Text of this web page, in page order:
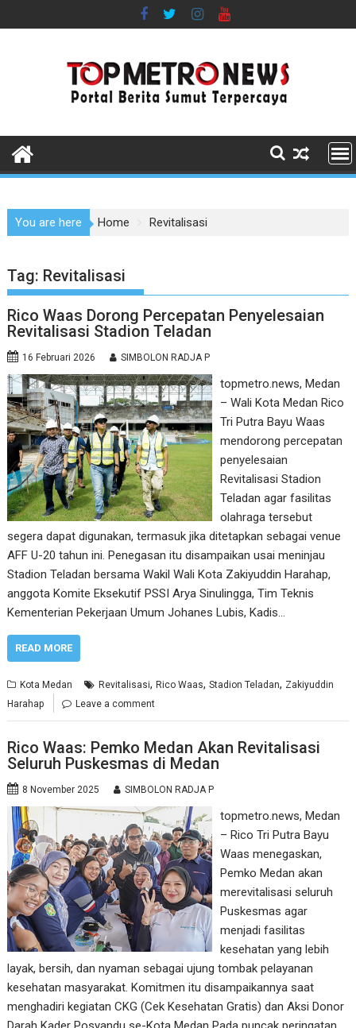
to
You are here Home Revitalisasi
Tag: Revitalisasi
Rico Waas Dorong Percepatan Penyelesaian
Revitalisasi Stadion Teladan
16 Februari 2026 SIMBOLON RADJA P
topmetro.news, Medan
– Wali Kota Medan Rico
Tri Putra Bayu Waas
mendorong percepatan
penyelesaian
Revitalisasi Stadion
Teladan agar fasilitas
olahraga tersebut
segera dapat digunakan, termasuk jika ditetapkan sebagai venue
AFF U-20 tahun ini. Penegasan itu disampaikan usai meninjau
Stadion Teladan bersama Wakil Wali Kota Zakiyuddin Harahap,
anggota Komite Eksekutif PSSI Arya Sinulingga, Tim Teknis
Kementerian Pekerjaan Umum Johanes Lubis, Kadis…
READ MORE
Kota Medan Revitalisasi,Rico Waas,Stadion Teladan, Zakiyuddin
Harahap
Leave a comment
Rico Waas: Pemko Medan Akan Revitalisasi
Seluruh Puskesmas di Medan
8 November 2025 SIMBOLON RADJA P
topmetro.news, Medan
– Rico Tri Putra Bayu
Waas menegaskan,
Pemko Medan akan
merevitalisasi seluruh
Puskesmas agar
menjadi fasilitas
kesehatan yang lebih
layak, bersih, dan nyaman sebagai ujung tombak pelayanan
kesehatan masyarakat. Komitmen itu disampaikannya saat
menghadiri kegiatan CKG (Cek Kesehatan Gratis) dan Aksi Donor